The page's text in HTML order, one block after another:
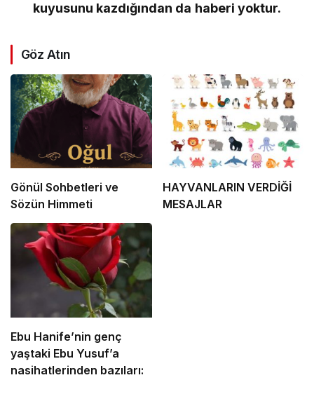
kuyusunu kazdığından da haberi yoktur.
Göz Atın
Gönül Sohbetleri ve
Sözün Himmeti
HAYVANLARIN VERDİĞİ
MESAJLAR
Ebu Hanife’nin genç
yaştaki Ebu Yusuf’a
nasihatlerinden bazıları: